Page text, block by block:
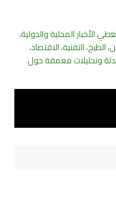
الأخبار المحلية والدولية،
التقنية، الاقتصاد،
وتحليلات معمقة حول